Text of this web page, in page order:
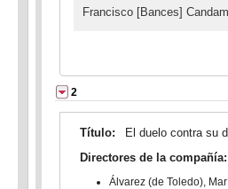
Francisco [Bances]
2
Título: El duelo contra su
Directores de la compañía:
Álvarez (de Toledo),